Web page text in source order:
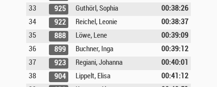
33
925 Guthörl, Sophia
00:38:26
34
922 Reichel, Leonie
00:38:37
35
888 Löwe, Lene
00:39:09
36
899 Buchner, Inga
00:39:12
37
923 Regiani, Johanna
00:40:01
38
904 Lippelt, Elisa
00:41:12